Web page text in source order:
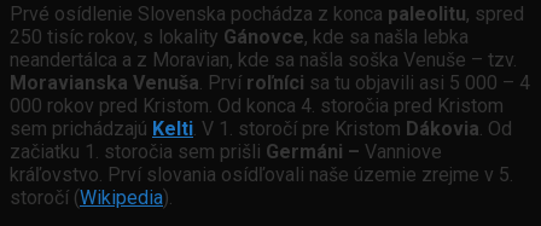
Prvé osídlenie Slovenska pochádza z konca paleolitu, spred
250 tisíc rokov, s lokality Gánovce, kde sa našla lebka
neandertálca a z Moravian, kde sa našla soška Venuše – tzv.
Moravianska Venuša . Prví roľníci sa tu objavili asi 5 000 – 4
000 rokov pred Kristom. Od konca 4. storočia pred Kristom
sem prichádzajú Kelti . V 1. storočí pre Kristom Dákovia . Od
začiatku 1. storočia sem prišli Germáni – Vanniove
kráľovstvo. Prví slovania osídľovali naše územie zrejme v 5.
storočí (Wikipedia).